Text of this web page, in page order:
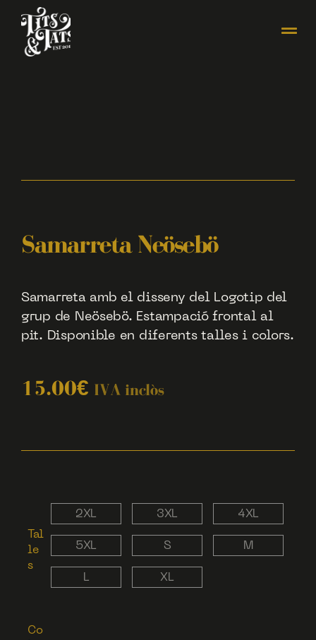
Samarreta Neösebö
Samarreta amb el disseny del Logotip del
grup de Neösebö. Estampació frontal al
pit. Disponible en diferents talles i colors.
15.00€ IVA inclòs
Tal
le
s
2XL 3XL 4XL
5XL S M
L XL
Co